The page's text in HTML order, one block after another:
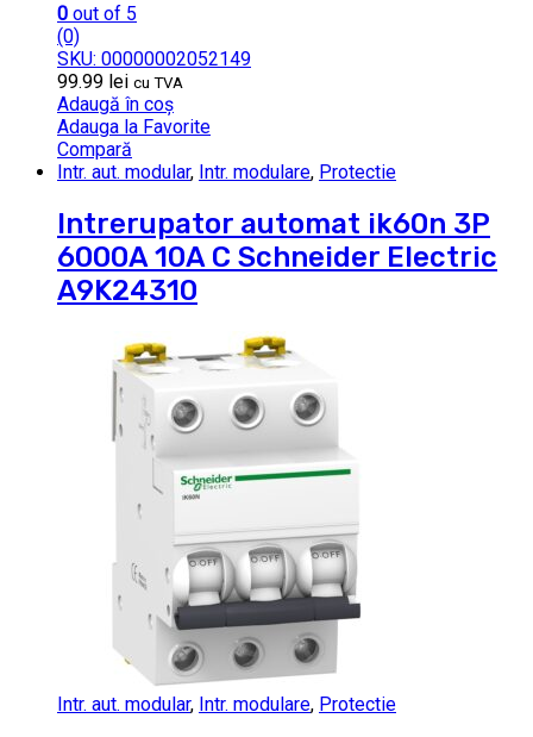
0 out of 5
(0)
SKU: 00000002052149
99.99 lei cu TVA
Adaugă în coș
Adauga la Favorite
Compară
Intr. aut. modular, Intr. modulare, Protectie
Intrerupator automat ik60n 3P
6000A 10A C Schneider Electric
A9K24310
Intr. aut. modular, Intr. modulare, Protectie